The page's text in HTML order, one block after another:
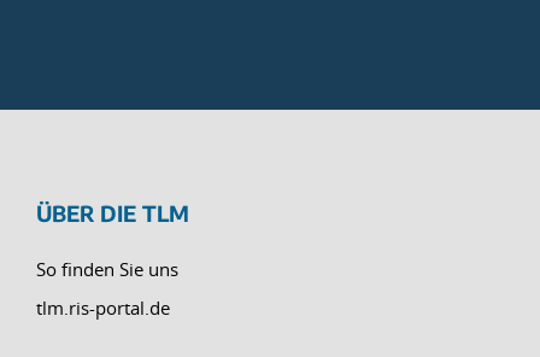
ÜBER DIE TLM
So finden Sie uns
tlm.ris-portal.de